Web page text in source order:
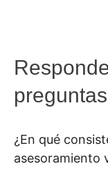
¿En qué
asesoramiento